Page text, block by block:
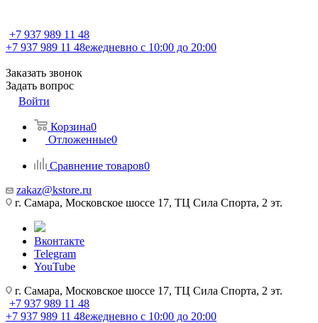
+7 937 989 11 48
+7 937 989 11 48ежедневно с 10:00 до 20:00
Заказать звонок
Задать вопрос
Войти
Корзина0
Отложенные0
Сравнение товаров0
zakaz@kstore.ru
г. Самара, Московское шоссе 17, ТЦ Сила Спорта, 2 эт.
Вконтакте
Telegram
YouTube
г. Самара, Московское шоссе 17, ТЦ Сила Спорта, 2 эт.
+7 937 989 11 48
+7 937 989 11 48ежедневно с 10:00 до 20:00